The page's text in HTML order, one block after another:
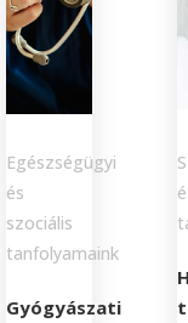
Egészségügyi
és
szociális
tanfolyamaink
Gyógyászati